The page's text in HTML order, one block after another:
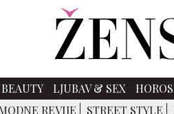
BEAUTY LJUBAV & SEX
REVIJE STREET STYLE